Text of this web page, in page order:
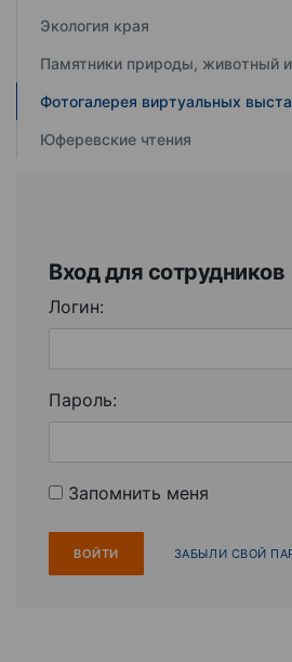
Экология края
Памятники природы, животный
Фотогалерея виртуальных
Юферевские чтения
Вход для сотрудников
Логин:
Пароль:
Запомнить меня
ЗАБЫЛИ СВОЙ